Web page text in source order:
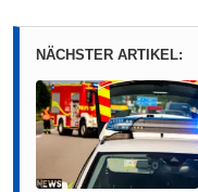
NÄCHSTER ARTIKEL: